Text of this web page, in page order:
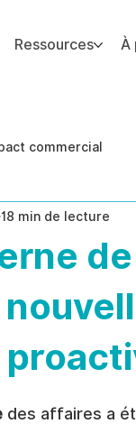
Ressources À
commercial
Conformité
18 min de lecture
des affaires a